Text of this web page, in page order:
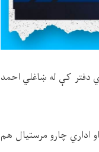
دفتر کې له ښاغلي احمد
اداري چارو مرستیال هم